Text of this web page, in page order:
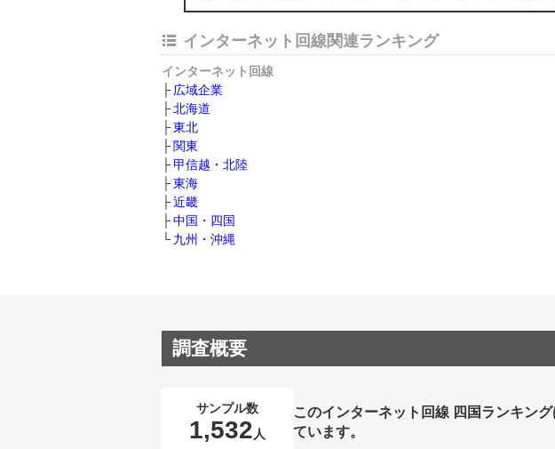
インターネット回線関連ランキング
インターネット回線
広域企業
北海道
東北
関東
甲信越・北陸
東海
近畿
中国・四国
九州・沖縄
調査概要
サンプル数
1,532 人
このインターネット回線 四国ランキン
ています。